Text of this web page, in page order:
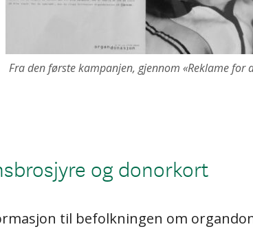
Fra den første kampanjen, gjennom «Reklame for
og donorkort
til befolkningen om